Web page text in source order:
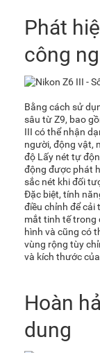
Phát
công
Bằng cách sử
sâu từ Z9, bao
III có thể nhận
người, động vật,
độ Lấy nét tự
động được phát
sắc nét khi đối
Đặc biệt, tính
điều chỉnh để cải
mắt tinh tế trong
hình và cũng có
vùng rộng tùy
và kích thước
Hoàn
dung